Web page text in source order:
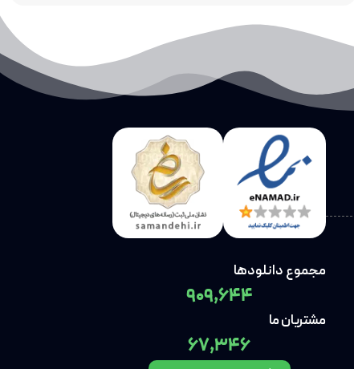
مجموع دانلودها
909,644
مشتریان ما
67,346